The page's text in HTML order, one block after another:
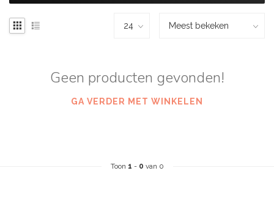
Geen producten gevonden!
GA VERDER MET WINKELEN
Toon 1 - 0 van 0